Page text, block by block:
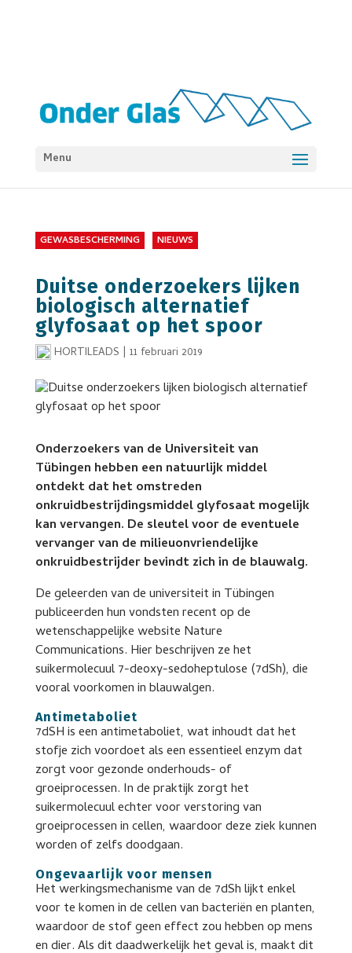
Menu
GEWASBESCHERMING NIEUWS
Duitse onderzoekers lijken
biologisch alternatief
glyfosaat op het spoor
HORTILEADS | 11 februari 2019
Onderzoekers van de Universiteit van
Tübingen hebben een natuurlijk middel
ontdekt dat het omstreden
onkruidbestrijdingsmiddel glyfosaat mogelijk
kan vervangen. De sleutel voor de eventuele
vervanger van de milieuonvriendelijke
onkruidbestrijder bevindt zich in de blauwalg.
De geleerden van de universiteit in Tübingen
publiceerden hun vondsten recent op de
wetenschappelijke website Nature
Communications. Hier beschrijven ze het
suikermolecuul 7-deoxy-sedoheptulose (7dSh), die
vooral voorkomen in blauwalgen.
Antimetaboliet
7dSH is een antimetaboliet, wat inhoudt dat het
stofje zich voordoet als een essentieel enzym dat
zorgt voor gezonde onderhouds- of
groeiprocessen. In de praktijk zorgt het
suikermolecuul echter voor verstoring van
groeiprocessen in cellen, waardoor deze ziek kunnen
worden of zelfs doodgaan.
Ongevaarlijk voor mensen
Het werkingsmechanisme van de 7dSh lijkt enkel
voor te komen in de cellen van bacteriën en planten,
waardoor de stof geen effect zou hebben op mens
en dier. Als dit daadwerkelijk het geval is, maakt dit